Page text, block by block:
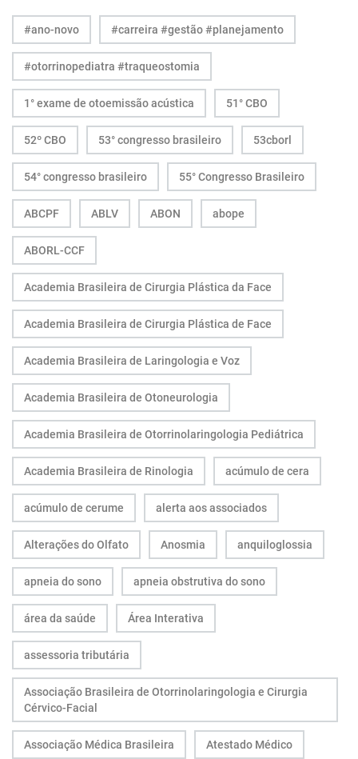
#ano-novo #carreira #gestão #planejamento
#otorrinopediatra #traqueostomia
1° exame de otoemissão acústica 51° CBO
52º CBO 53° congresso brasileiro 53cborl
54° congresso brasileiro 55° Congresso Brasileiro
ABCPF ABLV ABON abope
ABORL-CCF
Academia Brasileira de Cirurgia Plástica da Face
Academia Brasileira de Cirurgia Plástica de Face
Academia Brasileira de Laringologia e Voz
Academia Brasileira de Otoneurologia
Academia Brasileira de Otorrinolaringologia Pediátrica
Academia Brasileira de Rinologia acúmulo de cera
acúmulo de cerume alerta aos associados
Alterações do Olfato Anosmia anquiloglossia
apneia do sono apneia obstrutiva do sono
área da saúde Área Interativa
assessoria tributária
Associação Brasileira de Otorrinolaringologia e Cirurgia
Cérvico-Facial
Associação Médica Brasileira Atestado Médico